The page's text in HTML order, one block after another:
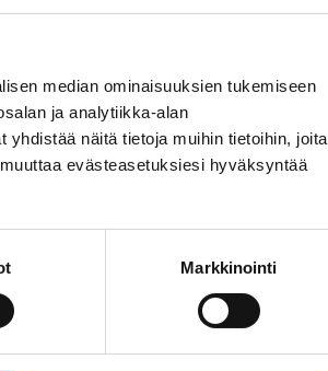
median ominaisuuksien tukemiseen
ja analytiikka-alan
näitä tietoja muihin tietoihin, joita
evästeasetuksiesi hyväksyntää
Markkinointi